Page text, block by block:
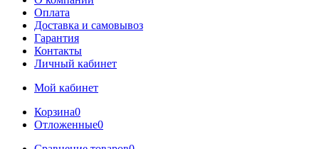
Оплата
Доставка и самовывоз
Гарантия
Контакты
Личный кабинет
Мой кабинет
Корзина0
Отложенные0